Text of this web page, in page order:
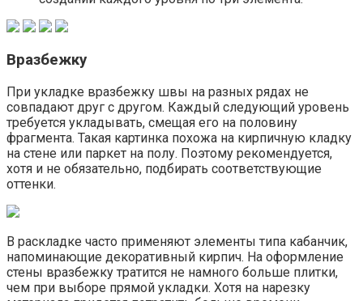
Вразбежку
При укладке вразбежку швы на разных рядах не
совпадают друг с другом. Каждый следующий уровень
требуется укладывать, смещая его на половину
фрагмента. Такая картинка похожа на кирпичную кладку
на стене или паркет на полу. Поэтому рекомендуется,
хотя и не обязательно, подбирать соответствующие
оттенки.
В раскладке часто применяют элементы типа кабанчик,
напоминающие декоративный кирпич. На оформление
стены вразбежку тратится не намного больше плитки,
чем при выборе прямой укладки. Хотя на нарезку